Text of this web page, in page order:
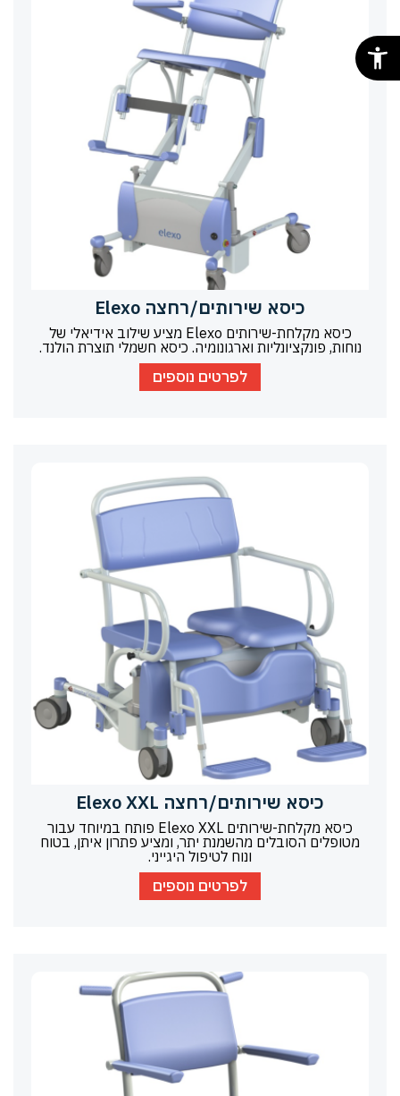
כיסא שירותים/רחצה Elexo
כיסא מקלחת-שירותים Elexo מציע שילוב אידיאלי של
נוחות, פונקציונליות וארגונומיה. כיסא חשמלי תוצרת הולנד.
לפרטים נוספים
כיסא שירותים/רחצה Elexo XXL
כיסא מקלחת-שירותים Elexo XXL פותח במיוחד עבור
מטופלים הסובלים מהשמנת יתר, ומציע פתרון איתן, בטוח
ונוח לטיפול היגייני.
לפרטים נוספים